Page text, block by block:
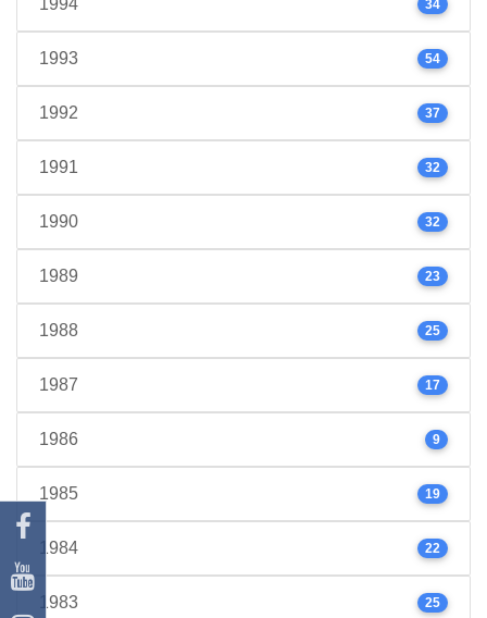
34
1993 54
1992 37
1991 32
1990 32
1989 23
1988 25
1987 17
1986 9
1985 19
1984 22
1983 25